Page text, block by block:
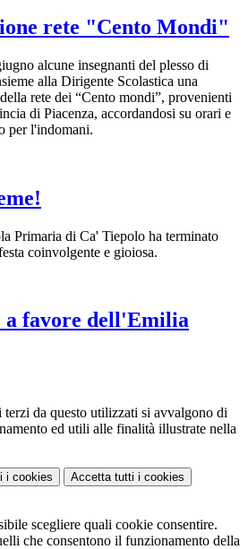
rete "Cento Mondi"
alcune insegnanti del plesso di
alla Dirigente Scolastica una
rete dei “Cento mondi”, provenienti
di Piacenza, accordandosi su orari e
per l'indomani.
Primaria di Ca' Tiepolo ha terminato
coinvolgente e gioiosa.
a favore dell'Emilia
da questo utilizzati si avvalgono di
ed utili alle finalità illustrate nella
i cookies Accetta tutti i cookies
scegliere quali cookie consentire.
che consentono il funzionamento della